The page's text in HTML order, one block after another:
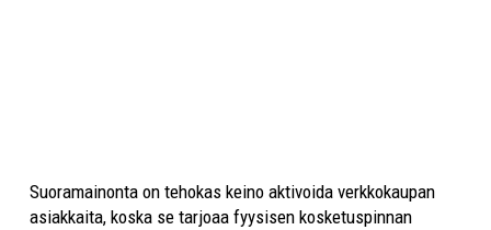
Suoramainonta on tehokas keino aktivoida verkkokaupan
asiakkaita, koska se tarjoaa fyysisen kosketuspinnan